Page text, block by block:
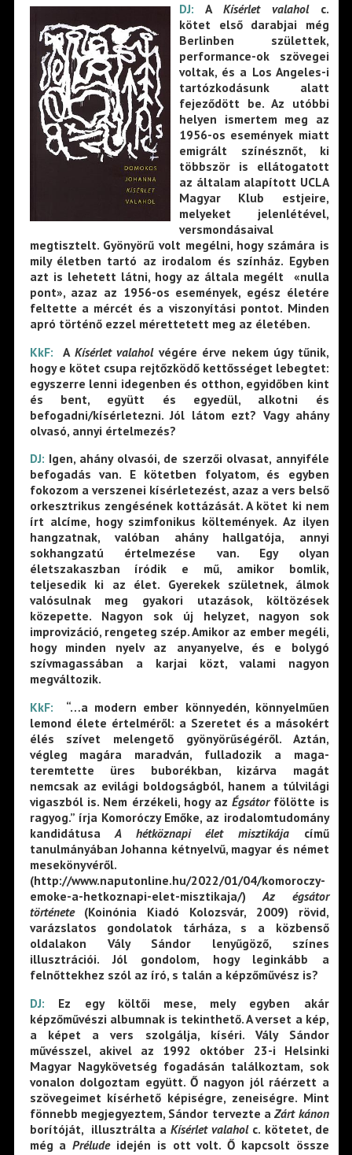
DJ: AKísérlet valaholc.
kötet első darabjai még
Berlinben születtek,
performance-ok szövegei
voltak, és a Los Angeles-i
tartózkodásunk alatt
fejeződött be. Az utóbbi
helyen ismertem meg az
1956-os események miatt
emigrált színésznőt, ki
többször is ellátogatott
az általam alapított UCLA
Magyar Klub estjeire,
melyeket jelenlétével,
versmondásaival
megtisztelt. Gyönyörű volt megélni, hogy számára is
mily életben tartó az irodalom és színház. Egyben
azt is lehetett látni, hogy az általa megélt «nulla
pont», azaz az 1956-os események, egész életére
feltette a mércét és a viszonyítási pontot. Minden
apró történő ezzel mérettetett meg az életében.
KkF:
A Kísérlet valaholvégére érve nekem úgy tűnik,
hogy e kötet csupa rejtőzködő kettősséget lebegtet:
egyszerre lenni idegenben és otthon, egyidőben kint
és bent, együtt és egyedül, alkotni és
befogadni/kísérletezni. Jól látom ezt? Vagy ahány
olvasó, annyi értelmezés?
DJ: Igen, ahány olvasói, de szerzői olvasat, annyiféle
befogadás van. E kötetben folyatom, és egyben
fokozom a verszenei kísérletezést, azaz a vers belső
orkesztrikus zengésének kottázását. A kötet ki nem
írt alcíme, hogy szimfonikus költemények. Az ilyen
hangzatnak, valóban ahány hallgatója, annyi
sokhangzatú értelmezése van. Egy olyan
életszakaszban íródik e mű, amikor bomlik,
teljesedik ki az élet. Gyerekek születnek, álmok
valósulnak meg gyakori utazások, költözések
közepette. Nagyon sok új helyzet, nagyon sok
improvizáció, rengeteg szép. Amikor az ember megéli,
hogy minden nyelv az anyanyelve, és e bolygó
szívmagassában a karjai közt, valami nagyon
megváltozik.
KkF:
“…a modern ember könnyedén, könnyelműen
lemond élete értelméről: a Szeretet és a másokért
élés szívet melengető gyönyörűségéről. Aztán,
végleg magára maradván, fulladozik a maga-
teremtette üres buborékban, kizárva magát
nemcsak az evilági boldogságból, hanem a túlvilági
vigaszból is. Nem érzékeli, hogy az Égsátor fölötte is
ragyog.” írja Komoróczy Emőke, az irodalomtudomány
kandidátusaA hétköznapi élet misztikája című
tanulmányában Johanna kétnyelvű, magyar és német
mesekönyvéről.
(http://www.naputonline.hu/2022/01/04/komoroczy-
emoke-a-hetkoznapi-elet-misztikaja/)Az égsátor
története(Koinónia Kiadó Kolozsvár, 2009) rövid,
varázslatos gondolatok tárháza, s a közbenső
oldalakon Vály Sándor lenyűgöző, színes
illusztrációi. Jól gondolom, hogy leginkább a
felnőttekhez szól az író, s talán a képzőművész is?
DJ: Ez egy költői mese, mely egyben akár
képzőművészi albumnak is tekinthető. A verset a kép,
a képet a vers szolgálja, kíséri. Vály Sándor
művésszel, akivel az 1992 október 23-i Helsinki
Magyar Nagykövetség fogadásán találkoztam, sok
vonalon dolgoztam együtt. Ő nagyon jól ráérzett a
szövegeimet kísérhető képiségre, zeneiségre. Mint
fönnebb megjegyeztem, Sándor tervezte aZárt kánon
borítóját, illusztrálta aKísérlet valaholc. kötetet, de
még aPréludeidején is ott volt. Ő kapcsolt össze